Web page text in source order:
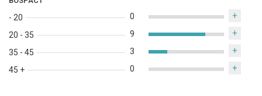
- 20
20 - 35
35 - 45
45 +
0 +
9 +
3 +
0 +